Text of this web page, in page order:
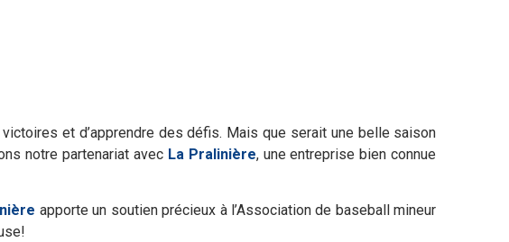
et d’apprendre des défis. Mais que serait une belle saison
notre partenariat avec La Pralinière, une entreprise bien connue
apporte un soutien précieux à l’Association de baseball mineur